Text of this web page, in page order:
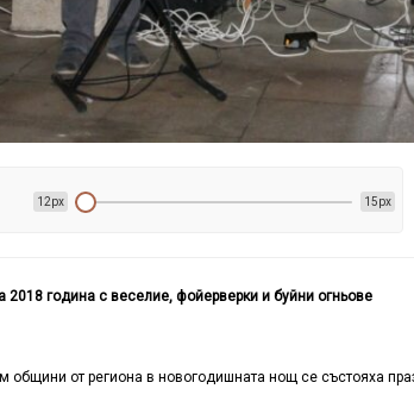
12px 15px
2018 година с веселие, фойерверки и буйни огньове
общини от региона в новогодишната нощ се състояха